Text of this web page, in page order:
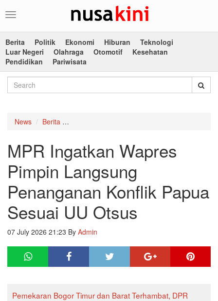
Toggle
Berita
Politik Ekonomi Hiburan
Teknologi
Luar Negeri
Olahraga Otomotif
Kesehatan
Pendidikan
Pariwisata
News Berita
MPR Ingatkan Wapres
Pimpin Langsung
Penanganan Konflik Papua
Sesuai UU Otsus
07 July 2026 21:23 By Admin
Pemekaran Bogor Timur dan Barat Terhambat, DPR